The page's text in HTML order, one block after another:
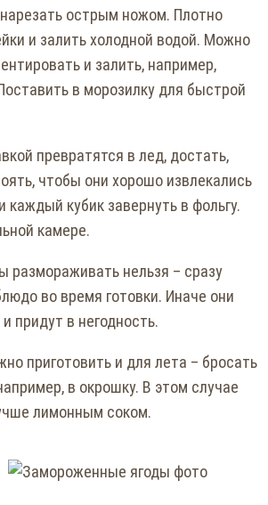
острым ножом. Плотно
и залить холодной водой. Можно
и залить, например,
в морозилку для быстрой
превратятся в лед, достать,
чтобы они хорошо извлекались
кубик завернуть в фольгу.
камере.
размораживать нельзя – сразу
во время готовки. Иначе они
придут в негодность.
приготовить и для лета – бросать
в окрошку. В этом случае
лимонным соком.